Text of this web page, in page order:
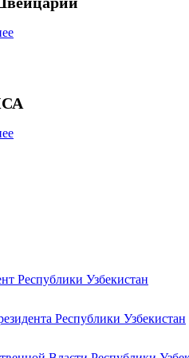
Республики Узбекистан
Республики Узбекистан